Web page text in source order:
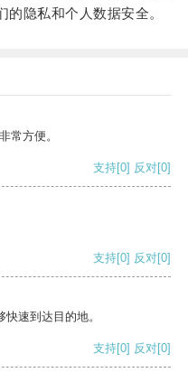
隐私和个人数据安全。
常方便。
支持[0] 反对[0]
支持[0] 反对[0]
速到达目的地。
支持[0] 反对[0]